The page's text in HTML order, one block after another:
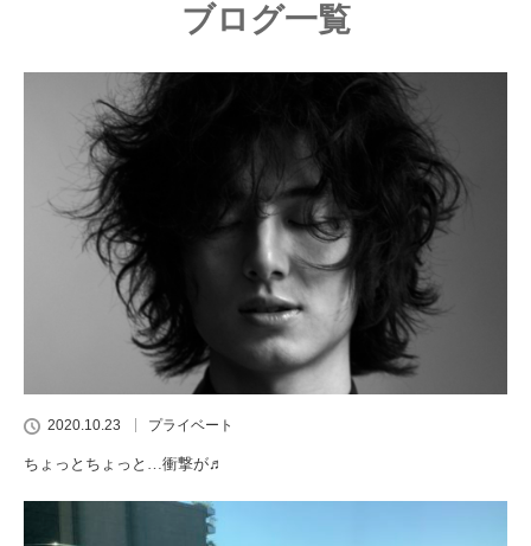
ブログ一覧
2020.10.23 プライベート
ちょっとちょっと…衝撃が♬